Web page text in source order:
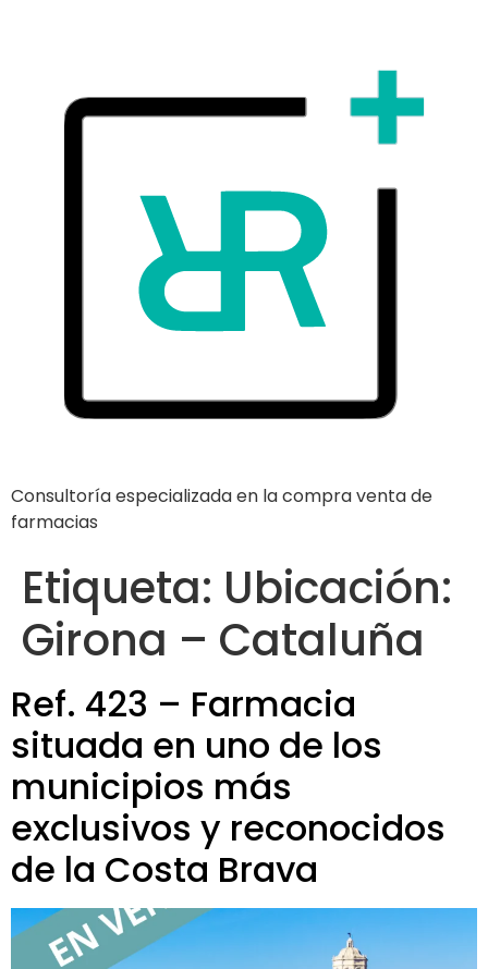
Consultoría especializada en la compra venta de
farmacias
Etiqueta: Ubicación:
Girona – Cataluña
Ref. 423 – Farmacia
situada en uno de los
municipios más
exclusivos y reconocidos
de la Costa Brava